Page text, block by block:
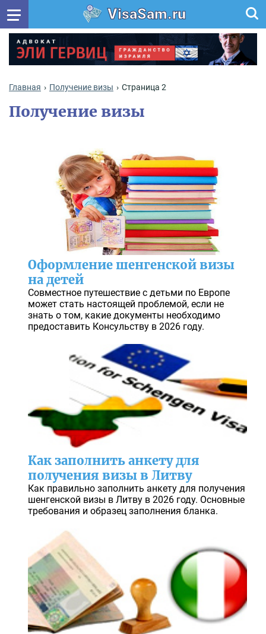
VisaSam.ru
Главная Получение визы Страница 2
Получение визы
Оформление шенгенской визы
на детей
Совместное путешествие с детьми по Европе
может стать настоящей проблемой, если не
знать о том, какие документы необходимо
предоставить Консульству в 2026 году.
Как заполнить анкету для
получения визы в Литву
Как правильно заполнить анкету для получения
шенгенской визы в Литву в 2026 году. Основные
требования и образец заполнения бланка.